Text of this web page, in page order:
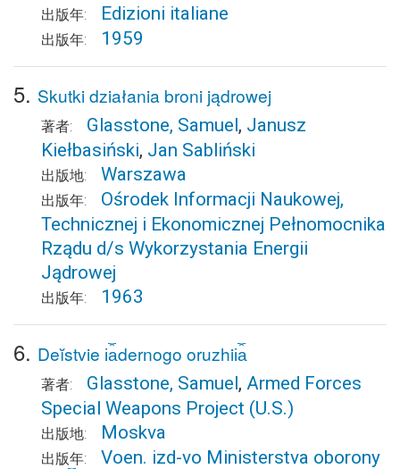
出版年: Edizioni italiane
出版年: 1959
5. Skutki działania broni jądrowej
著者: Glasstone, Samuel, Janusz
Kiełbasiński, Jan Sabliński
出版地: Warszawa
出版年:
Ośrodek Informacji Naukowej,
Technicznej i Ekonomicznej Pełnomocnika
Rządu d/s Wykorzystania Energii
Jądrowej
出版年: 1963
6. Deĭstvie i︠a︡dernogo oruzhii︠a︡
著者: Glasstone, Samuel,Armed Forces
Special Weapons Project (U.S.)
出版地: Moskva
出版年:
Voen. izd-vo Ministerstva oborony